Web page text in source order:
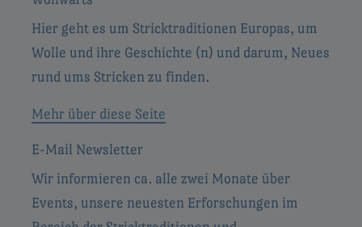
Hier geht es um Stricktraditionen Europas, um
Wolle und ihre Geschichte (n) und darum, Neues
rund ums Stricken zu finden.
Mehr über diese Seite
E-Mail Newsletter
Wir informieren ca. alle zwei Monate über
Events, unsere neuesten Erforschungen im